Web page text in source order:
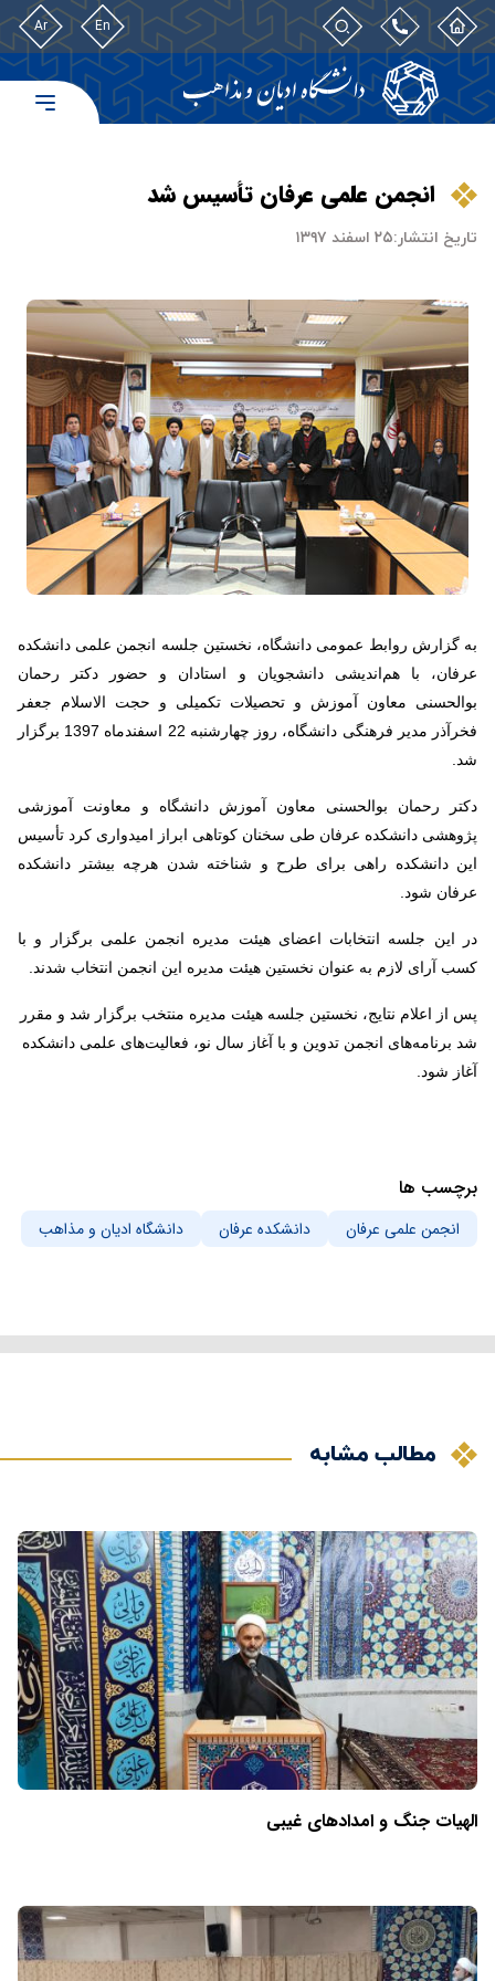
En
Ar
انجمن علمی عرفان تأسیس شد
تاریخ انتشار:۲۵ اسفند ۱۳۹۷
به گزارش روابط عمومی دانشگاه، نخستین جلسه انجمن علمی دانشکده
عرفان، با هم‌اندیشی دانشجویان و استادان و حضور دکتر رحمان
بوالحسنی معاون آموزش و تحصیلات تکمیلی و حجت الاسلام جعفر
فخرآذر مدیر فرهنگی دانشگاه، روز چهارشنبه 22 اسفندماه 1397 برگزار
شد.
دکتر رحمان بوالحسنی معاون آموزش دانشگاه و معاونت آموزشی
پژوهشی دانشکده عرفان طی سخنان کوتاهی ابراز امیدواری کرد تأسیس
این دانشکده راهی برای طرح و شناخته شدن هرچه بیشتر دانشکده
عرفان شود.
در این جلسه انتخابات اعضای هیئت مدیره انجمن علمی برگزار و با
کسب آرای لازم به عنوان نخستین هیئت مدیره این انجمن انتخاب شدند.
پس از اعلام نتایج، نخستین جلسه هیئت مدیره منتخب برگزار شد و مقرر
شد برنامه‌های انجمن تدوین و با آغاز سال نو، فعالیت‌های علمی دانشکده
آغاز شود.
برچسب ها
انجمن علمی عرفان دانشکده عرفان دانشگاه ادیان و مذاهب
مطالب مشابه
الهیات جنگ و امدادهای غیبی